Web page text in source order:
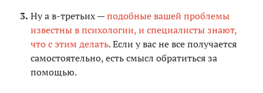
Ну а в-третьих —подобные вашей проблемы
известны в психологии, и специалисты знают,
что с этим делать. Если у вас не все получается
самостоятельно, есть смысл обратиться за
помощью.